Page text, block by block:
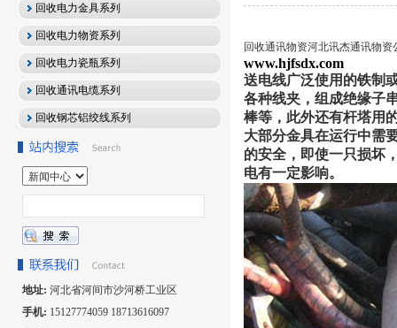
回收电力金具系列
回收电力物资系列
回收电力瓷瓶系列
回收通讯电缆系列
回收钢芯铝绞线系列
地址: 河北省河间市沙河桥工业区
手机: 15127774059 18713616097
回收通讯物资河北讯杰通讯物资
www.hjfsdx.com
送电线广泛使用的铁制
各种线夹，组成绝缘子
棒等，此外还有杆塔用
大部分金具在运行中需
的安全，即使一只损坏
电有一定影响。